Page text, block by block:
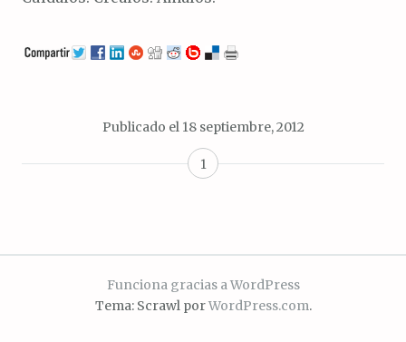
Publicado el 18 septiembre, 2012
1
Funciona gracias a WordPress
Tema: Scrawl porWordPress.com.